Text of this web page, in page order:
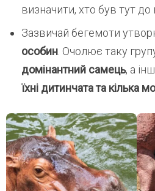
визначити, хто був тут до
Зазвичай бегемоти
особин . Очолює таку
домінантний самець, а
їхні дитинчата та кілька